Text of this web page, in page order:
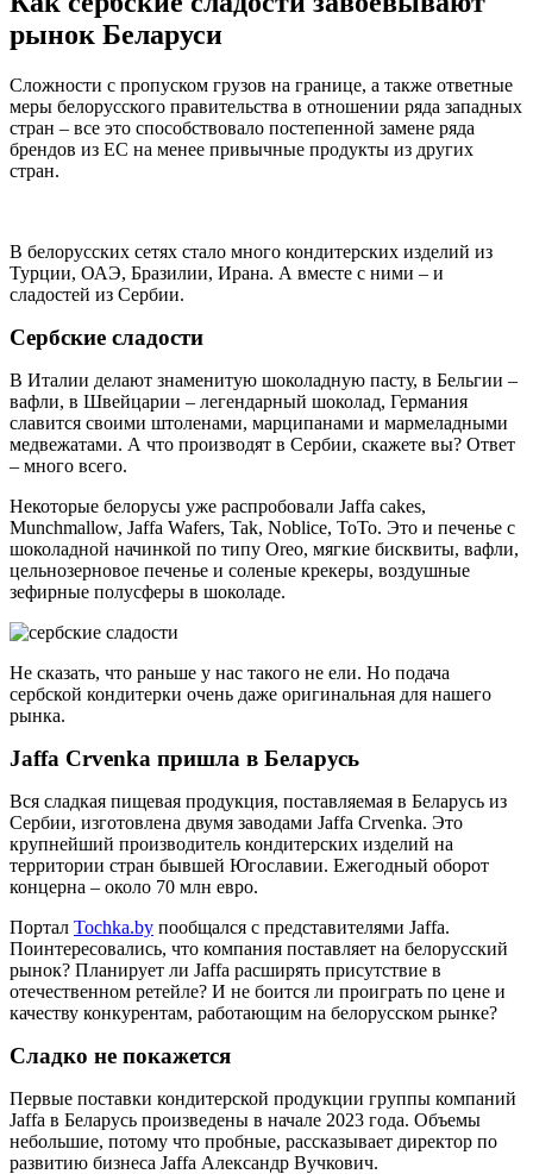
рынок Беларуси
Сложности с пропуском грузов на границе, а также ответные
меры белорусского правительства в отношении ряда западных
стран – все это способствовало постепенной замене ряда
брендов из ЕС на менее привычные продукты из других
стран.
В белорусских сетях стало много кондитерских изделий из
Турции, ОАЭ, Бразилии, Ирана. А вместе с ними – и
сладостей из Сербии.
Сербские сладости
В Италии делают знаменитую шоколадную пасту, в Бельгии –
вафли, в Швейцарии – легендарный шоколад, Германия
славится своими штоленами, марципанами и мармеладными
медвежатами. А что производят в Сербии, скажете вы? Ответ
– много всего.
Некоторые белорусы уже распробовали Jaffa cakes,
Munchmallow, Jaffa Wafers, Tak, Noblice, ToTo. Это и печенье с
шоколадной начинкой по типу Oreo, мягкие бисквиты, вафли,
цельнозерновое печенье и соленые крекеры, воздушные
зефирные полусферы в шоколаде.
Не сказать, что раньше у нас такого не ели. Но подача
сербской кондитерки очень даже оригинальная для нашего
рынка.
Jaffa Crvenka пришла в Беларусь
Вся сладкая пищевая продукция, поставляемая в Беларусь из
Сербии, изготовлена двумя заводами Jaffa Crvenka. Это
крупнейший производитель кондитерских изделий на
территории стран бывшей Югославии. Ежегодный оборот
концерна – около 70 млн евро.
Портал Tochka.by пообщался с представителями Jaffa.
Поинтересовались, что компания поставляет на белорусский
рынок? Планирует ли Jaffa расширять присутствие в
отечественном ретейле? И не боится ли проиграть по цене и
качеству конкурентам, работающим на белорусском рынке?
Сладко не покажется
Первые поставки кондитерской продукции группы компаний
Jaffa в Беларусь произведены в начале 2023 года. Объемы
небольшие, потому что пробные, рассказывает директор по
развитию бизнеса Jaffa Александр Вучкович.